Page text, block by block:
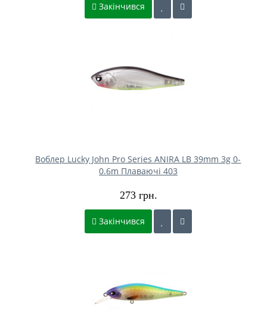
Закінчився
Воблер Lucky John Pro Series ANIRA LB 39mm 3g 0-
0.6m Плаваючі 403
273 грн.
Закінчився